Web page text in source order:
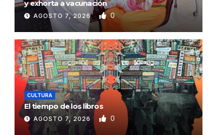
y exhorta a vacunación
AGOSTO 7, 2026 0
CULTURA
El tiempo de los libros
AGOSTO 7, 2026 0